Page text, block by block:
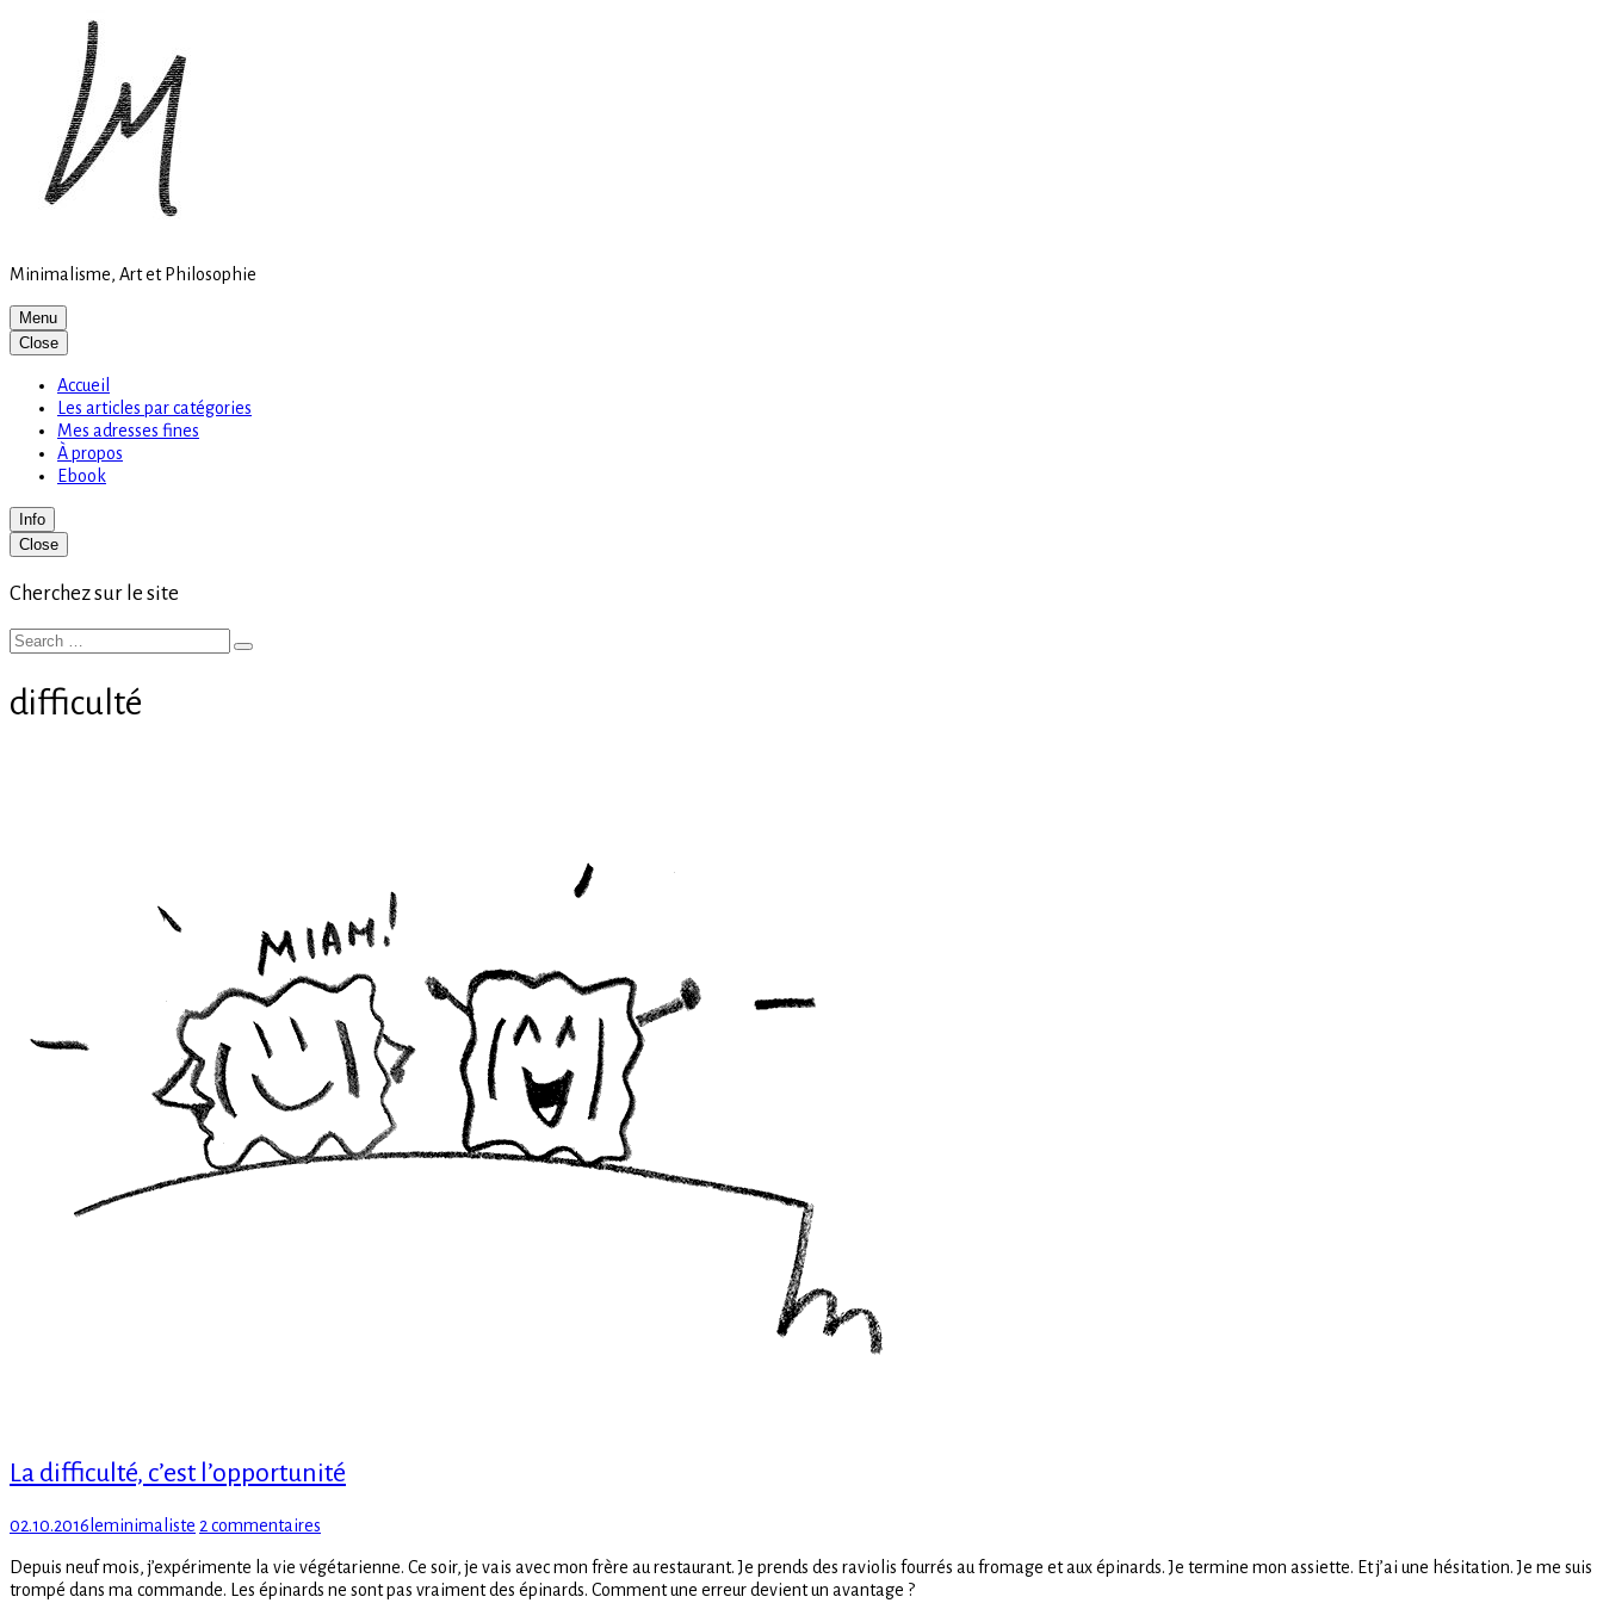
Minimalisme, Art et Philosophie
Menu
Close
Accueil
Les articles par catégories
Mes adresses fines
À propos
Ebook
Info
Primary
Sidebar
Close
Cherchez sur le site
Search
Search
difficulté
La difficulté, c’est l’opportunité
Posted
02.10.2016 Author
leminimaliste 2 commentaires
difficulté,
c’est
Depuis neuf mois, j’expérimente la vie végétarienne. Ce soir, je vais avec mon frère au restaurant. Je prends des raviolis fourrés au fromage et aux épinards. Je termine mon assiette. Et j’ai une hésitation. Je me suis
trompé dans ma commande. Les épinards ne sont pas vraiment des épinards. Comment une erreur devient un avantage ?